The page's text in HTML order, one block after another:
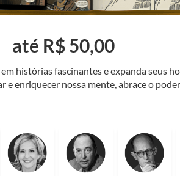
histórias fascinantes e expanda seus
enriquecer nossa mente, abrace o
a sua! Tenha certeza, temos o livro
até R$ 50,00